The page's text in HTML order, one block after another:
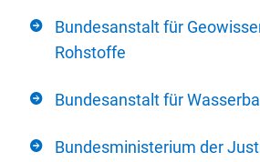
Bundesanstalt für
Rohstoffe
Bundesanstalt für
Bundesministerium der